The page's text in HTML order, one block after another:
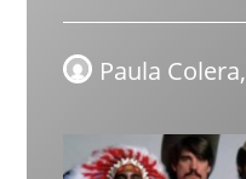
Paula Colera,